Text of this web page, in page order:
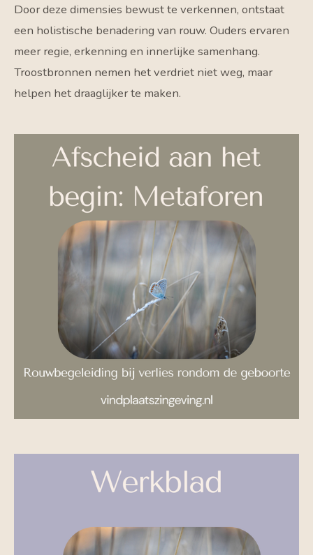
Door deze dimensies bewust te verkennen, ontstaat
een holistische benadering van rouw. Ouders ervaren
meer regie, erkenning en innerlijke samenhang.
Troostbronnen nemen het verdriet niet weg, maar
helpen het draaglijker te maken.